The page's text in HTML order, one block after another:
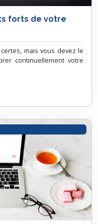
forts de votre
mais vous devez le
continuellement votre